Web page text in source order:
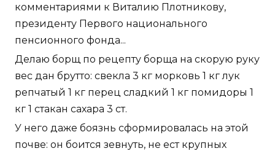
комментариями к Виталию Плотникову,
президенту Первого национального
пенсионного фонда...
Делаю борщ по рецепту борща на скорую руку
вес дан брутто: свекла 3 кг морковь 1 кг лук
репчатый 1 кг перец сладкий 1 кг помидоры 1
кг 1 стакан сахара 3 ст.
У него даже боязнь сформировалась на этой
почве: он боится зевнуть, не ест крупных